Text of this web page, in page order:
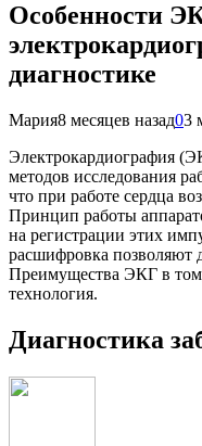
Особенности
диагностике
Мария8 месяцев назад03
Электрокардиография
методов исследования
что при работе сердца
Принцип работы
на регистрации этих
расшифровка позволяют
Преимущества ЭКГ в
технология.
Диагностика